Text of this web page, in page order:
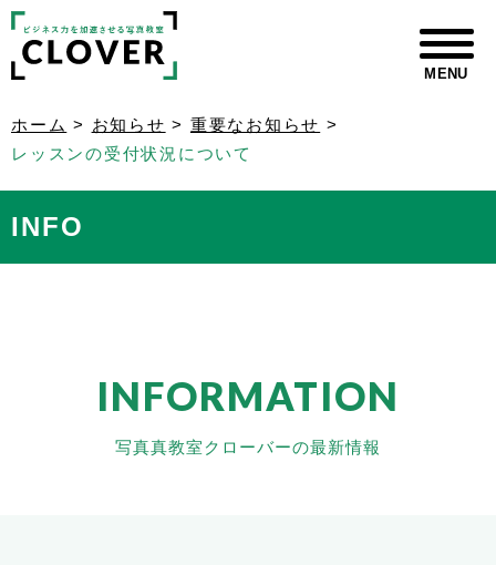
MENU
ホーム > お知らせ > 重要なお知らせ >
レッスンの受付状況について
INFO
INFORMATION
写真真教室クローバーの最新情報